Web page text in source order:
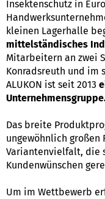
Insektenschutz in
kleinen Lagerhalle
mittelständisches
Mitarbeitern an zwei
Konradsreuth und im
ALUKON ist seit 2013
Das breite
ungewöhnlich
Variantenvielfalt, die
Kundenwünschen
Um im Wettbewerb